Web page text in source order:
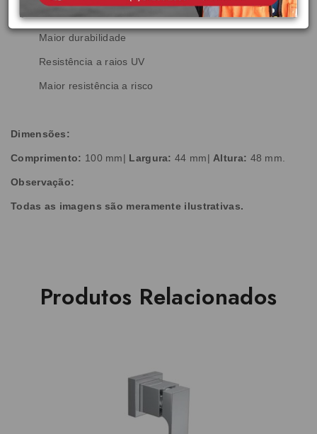
Maior durabilidade
Resistência a raios UV
Maior resistência a risco
Dimensões:
Comprimento: 100 mm| Largura: 44 mm|Altura: 48 mm.
Observação:
Todas as imagens são meramente ilustrativas.
Produtos Relacionados